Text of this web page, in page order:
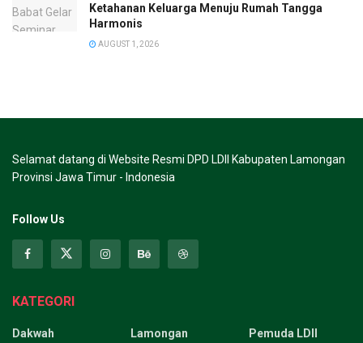
Ketahanan Keluarga Menuju Rumah Tangga
Harmonis
AUGUST 1, 2026
Selamat datang di Website Resmi DPD LDII Kabupaten Lamongan
Provinsi Jawa Timur - Indonesia
Follow Us
KATEGORI
Dakwah
Lamongan
Pemuda LDII